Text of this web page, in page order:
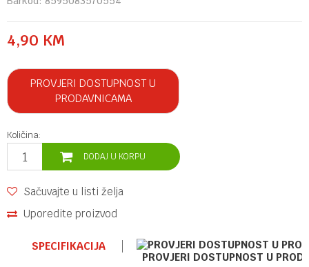
4,90 KM
PROVJERI DOSTUPNOST U
PRODAVNICAMA
Količina:
DODAJ U KORPU
Sačuvajte u listi želja
Uporedite proizvod
SPECIFIKACIJA
PROVJERI DOSTUPNOST U